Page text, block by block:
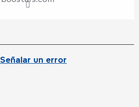
Señalar un error